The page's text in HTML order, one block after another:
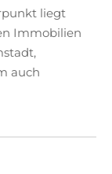
liegt
Immobilien
auch